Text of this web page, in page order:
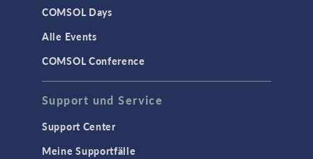
MEMS & Piezoelektrische Elemente
WISSENSCHAFT AKTUELL
TAGS
COMSOL Days
Alle Events
COMSOL Conference
Support und Service
Support Center
Meine Supportfälle